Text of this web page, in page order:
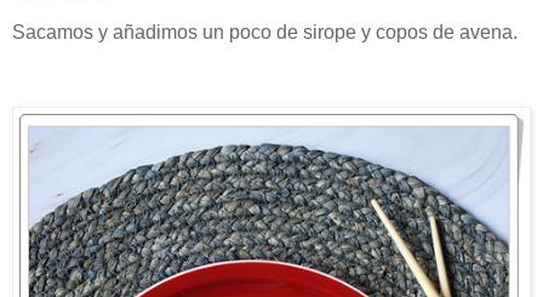
Sacamos y añadimos un poco de sirope y copos de avena.